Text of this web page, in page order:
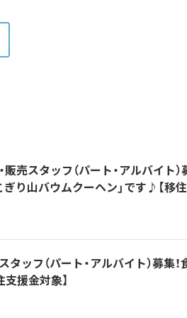
売スタッフ（パート・アルバイト）
り山バウムクーヘン」です♪【移
ッフ（パート・アルバイト）募集！
援金対象】